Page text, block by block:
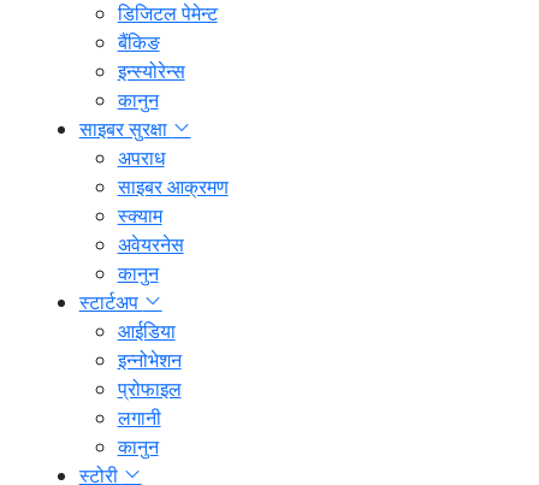
डिजिटल पेमेन्ट
बैंकिङ
इन्स्योरेन्स
कानुन
साइबर सुरक्षा
अपराध
साइबर आक्रमण
स्क्याम
अवेयरनेस
कानुन
स्टार्टअप
आईडिया
इन्नोभेशन
प्रोफाइल
लगानी
कानुन
स्टोरी